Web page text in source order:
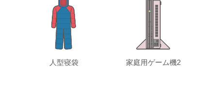
人型寝袋 家庭用ゲーム機2